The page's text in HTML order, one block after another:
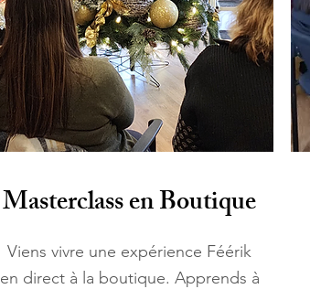
Masterclass en Boutique
Viens vivre une expérience Féérik
en direct à la boutique. Apprends à